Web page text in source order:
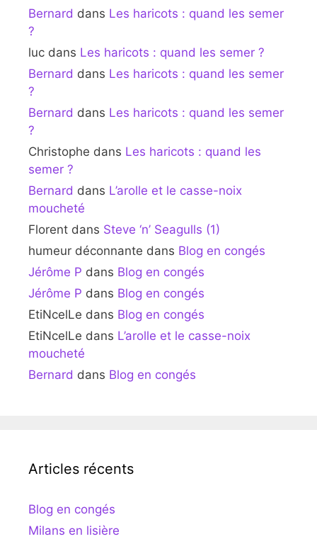
Bernard dans Les haricots : quand les semer
?
luc dans Les haricots : quand les semer ?
Bernard dans Les haricots : quand les semer
?
Bernard dans Les haricots : quand les semer
?
Christophe dans Les haricots : quand les
semer ?
Bernard dans L’arolle et le casse-noix
moucheté
Florent dans Steve ‘n’ Seagulls (1)
humeur déconnante dans Blog en congés
Jérôme P dans Blog en congés
Jérôme P dans Blog en congés
EtiNcelLe dans Blog en congés
EtiNcelLe dans L’arolle et le casse-noix
moucheté
Bernard dans Blog en congés
Articles récents
Blog en congés
Milans en lisière